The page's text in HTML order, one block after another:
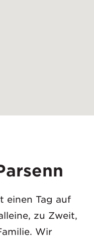
einen Tag auf
zu Zweit,
Wir